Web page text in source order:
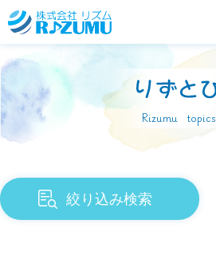
Rizumu topics
絞り込み検索